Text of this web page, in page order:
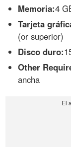
Memoria:4
Tarjeta
(or superior)
Disco duro:
Other
ancha